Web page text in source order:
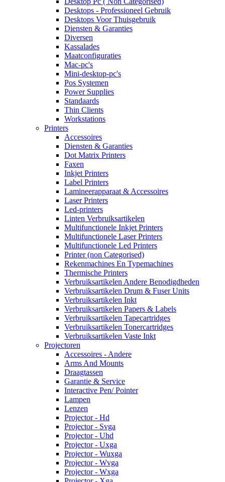
Desktops - Professioneel Gebruik
Desktops Voor Thuisgebruik
Diensten & Garanties
Diversen
Kassalades
Maatconfiguraties
Mac-pc's
Mini-desktop-pc's
Pos Systemen
Power Supplies
Standaards
Thin Clients
Workstations
Printers
Accessoires
Diensten & Garanties
Dot Matrix Printers
Faxen
Inkjet Printers
Label Printers
Lamineerapparaat & Accessoires
Laser Printers
Led-printers
Linten Verbruiksartikelen
Multifunctionele Inkjet Printers
Multifunctionele Laser Printers
Multifunctionele Led Printers
Printer (non Categorised)
Rekenmachines En Typemachines
Thermische Printers
Verbruiksartikelen Andere Benodigdheden
Verbruiksartikelen Drum & Fuser Units
Verbruiksartikelen Inkt
Verbruiksartikelen Papers & Labels
Verbruiksartikelen Tapecartridges
Verbruiksartikelen Tonercartridges
Verbruiksartikelen Vaste Inkt
Projectoren
Accessoires - Andere
Arms And Mounts
Draagtassen
Garantie & Service
Interactive Pen/ Pointer
Lampen
Lenzen
Projector - Hd
Projector - Svga
Projector - Uhd
Projector - Uxga
Projector - Wuxga
Projector - Wvga
Projector - Wxga